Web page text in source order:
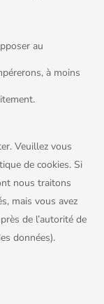
au
à moins
Veuillez vous
de cookies. Si
nous traitons
mais vous avez
de l’autorité de
données).